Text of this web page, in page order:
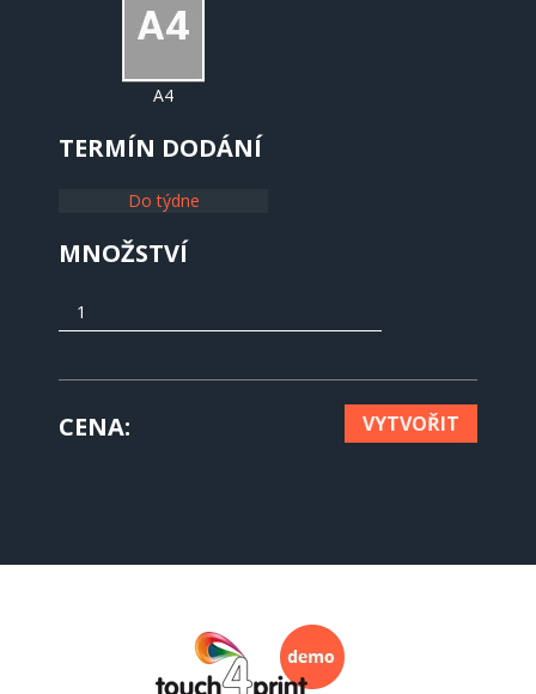
A4
TERMÍN DODÁNÍ
Do týdne
MNOŽSTVÍ
CENA VYTVOŘIT